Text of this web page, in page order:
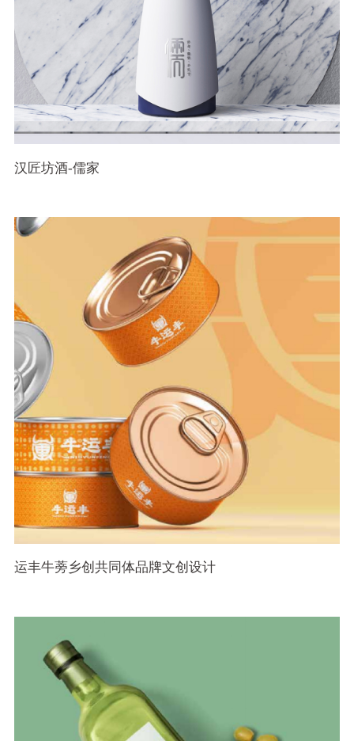
汉匠坊酒-儒家
运丰牛蒡乡创共同体品牌文创设计